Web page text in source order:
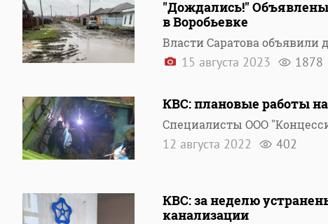
"Дождались!" Объявлены
в Воробьевке
Власти Саратова объявили
15 августа 2023 1878
КВС: плановые работы
Специалисты ООО
12 августа 2022 402
КВС: за неделю
канализации